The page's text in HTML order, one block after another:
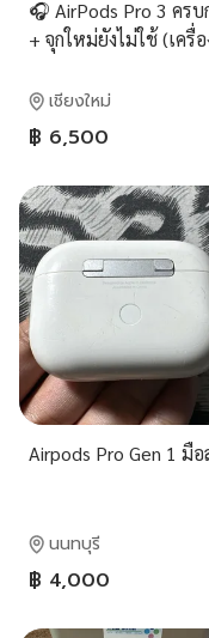
🎧 AirPods Pro 3 ครบ
+ จุกใหม่ยังไม่ใช้ (เครื่อ
เชียงใหม่
฿ 6,500
Airpods Pro Gen 1 มือ
นนทบุรี
฿ 4,000